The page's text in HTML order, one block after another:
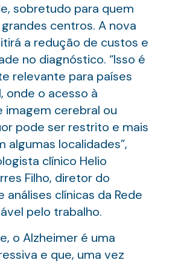
sobretudo para quem
centros. A nova
a redução de custos e
no diagnóstico. “Isso é
relevante para países
onde o acesso à
imagem cerebral ou
pode ser restrito e mais
algumas localidades”,
clínico Helio
Filho, diretor do
análises clínicas da Rede
pelo trabalho.
o Alzheimer é uma
e que, uma vez